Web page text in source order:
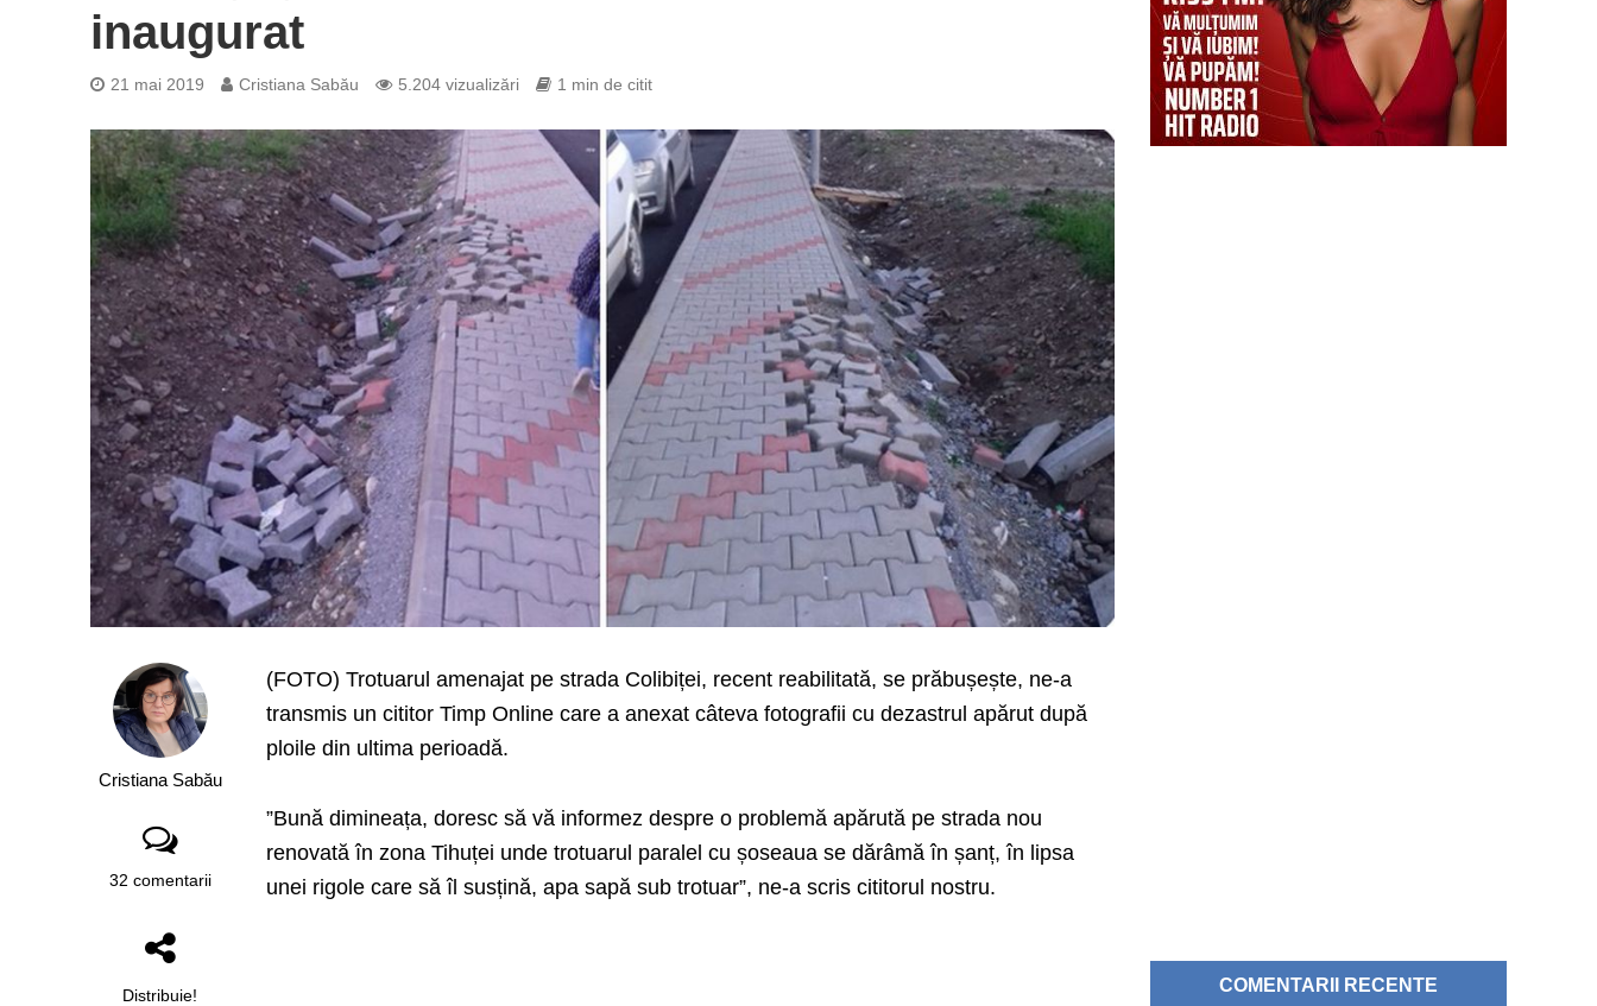
inaugurat
21 mai 2019 Cristiana Sabău 5.204 vizualizări 1 min de citit
Cristiana Sabău
32 comentarii
Distribuie!
(FOTO) Trotuarul amenajat pe strada Colibiței, recent reabilitată, se prăbușește, ne-a
transmis un cititor Timp Online care a anexat câteva fotografii cu dezastrul apărut după
ploile din ultima perioadă.
”Bună dimineața, doresc să vă informez despre o problemă apărută pe strada nou
renovată în zona Tihuței unde trotuarul paralel cu șoseaua se dărâmă în șanț, în lipsa
unei rigole care să îl susțină, apa sapă sub trotuar”, ne-a scris cititorul nostru.
COMENTARII RECENTE